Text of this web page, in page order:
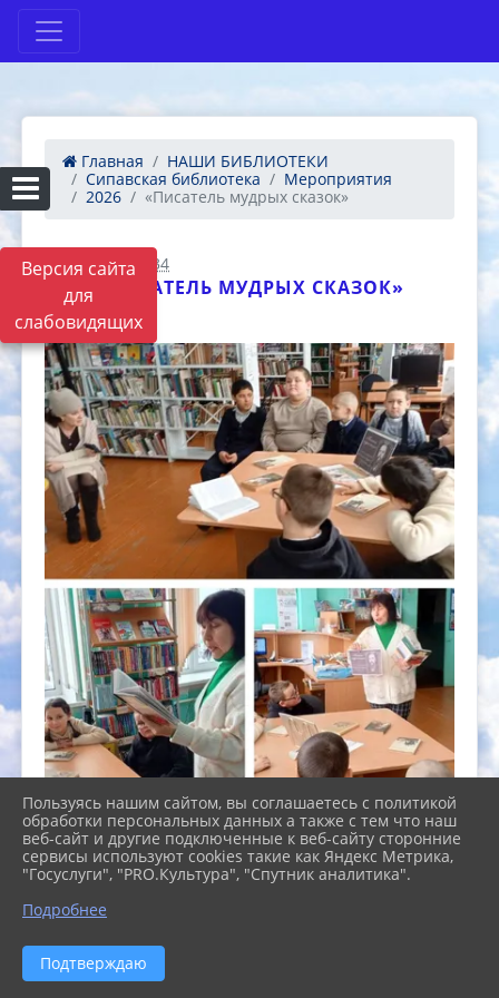
Версия сайта
для
слабовидящих
Главная
НАШИ БИБЛИОТЕКИ
Сипавская библиотека
Мероприятия
2026
«Писатель мудрых сказок»
16.02.2026 06:34
«ПИСАТЕЛЬ МУДРЫХ СКАЗОК»
Пользуясь нашим сайтом, вы соглашаетесь с политикой
обработки персональных данных а также с тем что наш
веб-сайт и другие подключенные к веб-сайту сторонние
сервисы используют cookies такие как Яндекс Метрика,
"Госуслуги", "PRO.Культура", "Спутник аналитика".
Подробнее
Подтверждаю